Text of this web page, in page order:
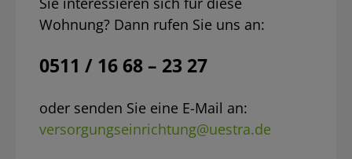
Wohnung? Dann rufen Sie uns an:
0511 / 16 68 – 23 27
oder senden Sie eine E-Mail an:
versorgungseinrichtung@uestra.de